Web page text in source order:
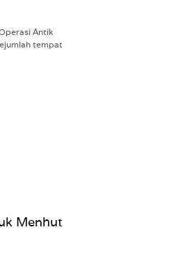
Antik
tempat
Menhut